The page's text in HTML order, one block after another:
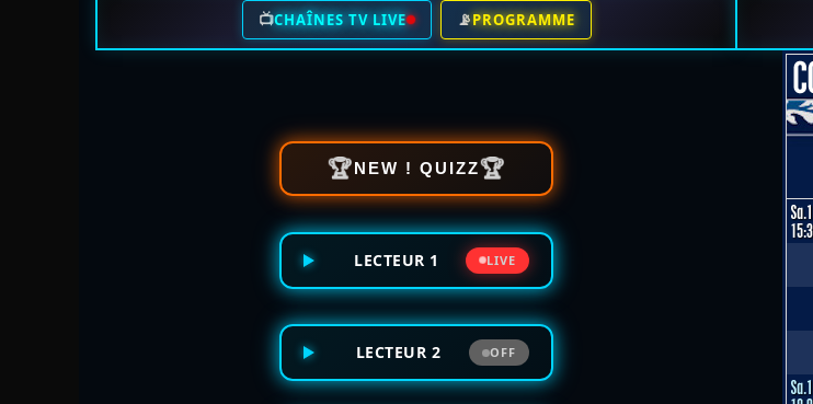
📺CHAÎNES TV LIVE 📡PROGRAMME
🏆NEW ! QUIZZ🏆
LECTEUR 1 LIVE
LECTEUR 2 OFF